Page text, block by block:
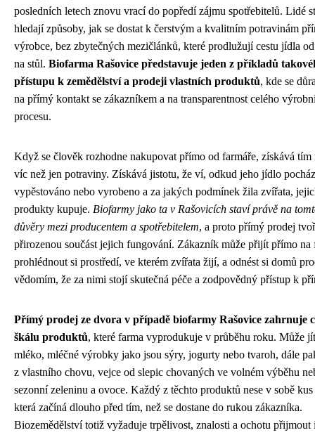
posledních letech znovu vrací do popředí zájmu spotřebitelů. Lidé
hledají způsoby, jak se dostat k čerstvým a kvalitním potravinám
výrobce, bez zbytečných mezičlánků, které prodlužují cestu jídla
na stůl. Biofarma Rašovice představuje jeden z příkladů
přístupu k zemědělství a prodeji vlastních produktů, kde se
na přímý kontakt se zákazníkem a na transparentnost celého
procesu.
Když se člověk rozhodne nakupovat přímo od farmáře, získává tím
víc než jen potraviny. Získává jistotu, že ví, odkud jeho jídlo
vypěstováno nebo vyrobeno a za jakých podmínek žila zvířata,
produkty kupuje. Biofarmy jako ta v Rašovicích staví právě na
důvěry mezi producentem a spotřebitelem, a proto přímý prodej
přirozenou součást jejich fungování. Zákazník může přijít přímo na
prohlédnout si prostředí, ve kterém zvířata žijí, a odnést si domů
vědomím, že za nimi stojí skutečná péče a zodpovědný přístup k
Přímý prodej ze dvora v případě biofarmy Rašovice zahrnuje
škálu produktů, které farma vyprodukuje v průběhu roku. Může
mléko, mléčné výrobky jako jsou sýry, jogurty nebo tvaroh, dále
z vlastního chovu, vejce od slepic chovaných ve volném výběhu
sezonní zeleninu a ovoce. Každý z těchto produktů nese v sobě kus
která začíná dlouho před tím, než se dostane do rukou zákazníka.
Biozemědělství totiž vyžaduje trpělivost, znalosti a ochotu přijmout